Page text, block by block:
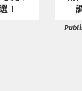
！